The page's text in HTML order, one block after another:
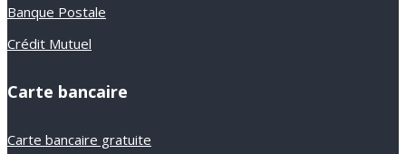
Banque Postale
Crédit Mutuel
Carte bancaire
Carte bancaire gratuite